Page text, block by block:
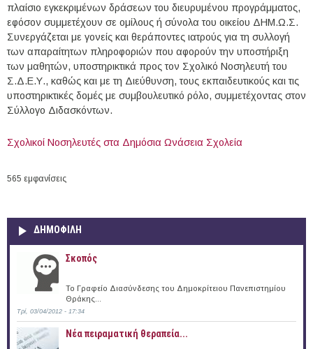
πλαίσιο εγκεκριμένων δράσεων του διευρυμένου προγράμματος,
εφόσον συμμετέχουν σε ομίλους ή σύνολα του οικείου ΔΗΜ.Ω.Σ.
Συνεργάζεται με γονείς και θεράποντες ιατρούς για τη συλλογή
των απαραίτητων πληροφοριών που αφορούν την υποστήριξη
των μαθητών, υποστηρικτικά προς τον Σχολικό Νοσηλευτή του
Σ.Δ.Ε.Υ., καθώς και με τη Διεύθυνση, τους εκπαιδευτικούς και τις
υποστηρικτικές δομές με συμβουλευτικό ρόλο, συμμετέχοντας στον
Σύλλογο Διδασκόντων.
Σχολικοί Νοσηλευτές στα Δημόσια Ωνάσεια Σχολεία
565 εμφανίσεις
ΔΗΜΟΦΙΛΗ
Σκοπός
Το Γραφείο Διασύνδεσης του Δημοκρίτειου Πανεπιστημίου
Θράκης...
Τρί, 03/04/2012 - 17:34
Νέα πειραματική θεραπεία...